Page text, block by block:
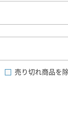
売り切れ商品を